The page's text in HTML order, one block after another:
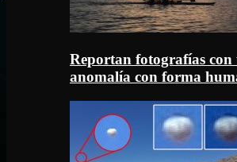
Reportan fotografías
anomalía con forma